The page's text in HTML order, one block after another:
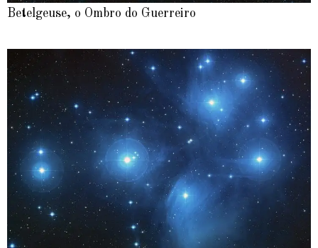
Betelgeuse, o Ombro do Guerreiro